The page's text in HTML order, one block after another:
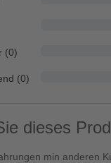
(0)
(0)
dieses
min anderen